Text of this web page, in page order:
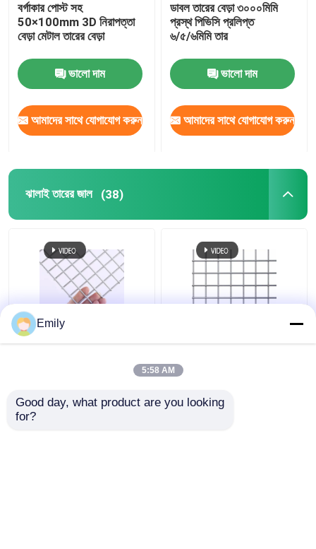
বর্গাকার পোস্ট সহ
50×100mm 3D নিরাপত্তা
বেড়া মেটাল তারের বেড়া
ভালো দাম
আমাদের সাথে যোগাযোগ করুন
ডাবল তারের বেড়া ৩০০০মিমি
প্রস্থ পিভিসি প্রলিপ্ত
৬/৫/৬মিমি তার
ভালো দাম
আমাদের সাথে যোগাযোগ করুন
ঝালাই তারের জাল (38)
0.5 মিমি 1.0 মিমি পুরু ঢালাই
ভালো দাম
স্টেইনলেস ঢালাই পর্দা
ভালো দাম
Emily
5:58 AM
Good day, what product are you looking
for?